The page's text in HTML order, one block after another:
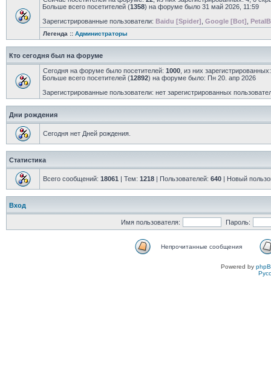
Больше всего посетителей (1358) на форуме было 31 май 2026, 11:59
Зарегистрированные пользователи: Baidu [Spider] Google [Bot]
Легенда :: Администраторы
Кто сегодня был на форуме
Сегодня на форуме было посетителей: 1000 , из них
Больше всего посетителей (12892) на форуме было: Пн 20. апр 2026
Зарегистрированные пользователи: нет зарегистрированных
Дни рождения
Сегодня нет Дней рождения.
Статистика
Всего сообщений: 18061 | Тем: 1218 | Пользователей: 640 | Новый
Вход
Имя пользователя: Пароль:
Непрочитанные сообщения
Powered by